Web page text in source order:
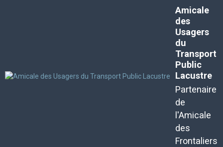
Amicale
des
Usagers
du
Transport
Public
Lacustre
Partenaire
de
l'Amicale
des
Frontaliers